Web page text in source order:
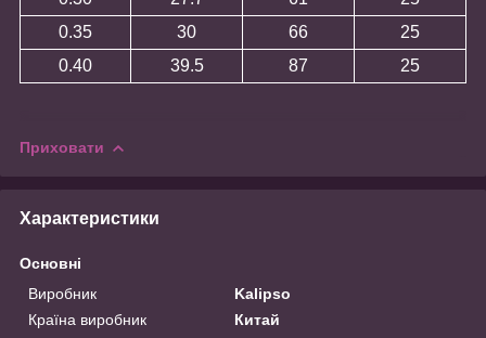
0.35
30 66
25
0.40
39.5 87 25
Приховати
Характеристики
Основні
Виробник
Kalipso
Країна виробник
Китай